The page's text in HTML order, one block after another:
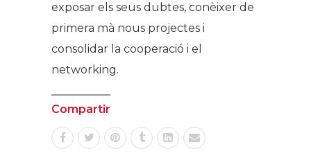
exposar els seus dubtes, conèixer de
primera mà nous projectes i
consolidar la cooperació i el
networking.
Compartir